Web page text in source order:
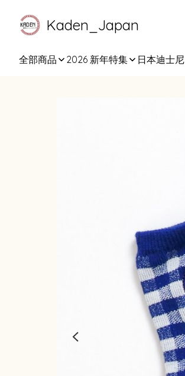
Kaden_Japan
全部商品 2026 新年特集 日本迪士尼